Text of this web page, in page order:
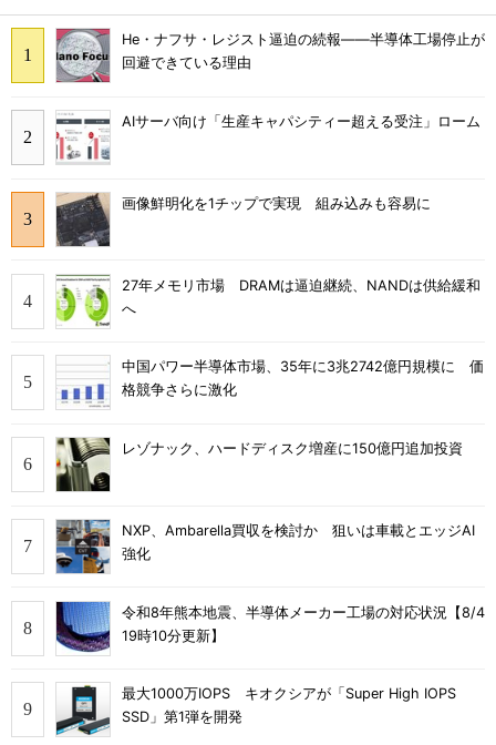
He・ナフサ・レジスト逼迫の続報――半導体工場停止が
回避できている理由
AIサーバ向け「生産キャパシティー超える受注」ローム
画像鮮明化を1チップで実現 組み込みも容易に
27年メモリ市場 DRAMは逼迫継続、NANDは供給緩和
へ
中国パワー半導体市場、35年に3兆2742億円規模に 価
格競争さらに激化
レゾナック、ハードディスク増産に150億円追加投資
NXP、Ambarella買収を検討か 狙いは車載とエッジAI
強化
令和8年熊本地震、半導体メーカー工場の対応状況【8/4
19時10分更新】
最大1000万IOPS キオクシアが「Super High IOPS
SSD」第1弾を開発